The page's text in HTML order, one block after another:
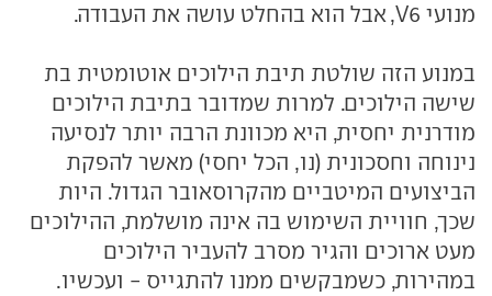
מנועי V6, אבל הוא בהחלט עושה את העבודה.
במנוע הזה שולטת תיבת הילוכים אוטומטית בת
שישה הילוכים. למרות שמדובר בתיבת הילוכים
מודרנית יחסית, היא מכוונת הרבה יותר לנסיעה
נינוחה וחסכונית (נו, הכל יחסי) מאשר להפקת
הביצועים המיטביים מהקרוסאובר הגדול. היות
שכך, חוויית השימוש בה אינה מושלמת, ההילוכים
מעט ארוכים והגיר מסרב להעביר הילוכים
במהירות, כשמבקשים ממנו להתגייס - ועכשיו.